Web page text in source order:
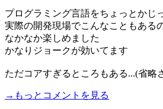
プログラミング言語をちょっとかじ
実際の開発現場でこんなこともある
なかなか楽しめました
かなりジョークが効いてます
ただコアすぎるところもある...(省略
→もっとコメントを見る